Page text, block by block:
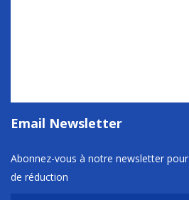
Email Newsletter
Abonnez-vous à notre newsletter
de réduction